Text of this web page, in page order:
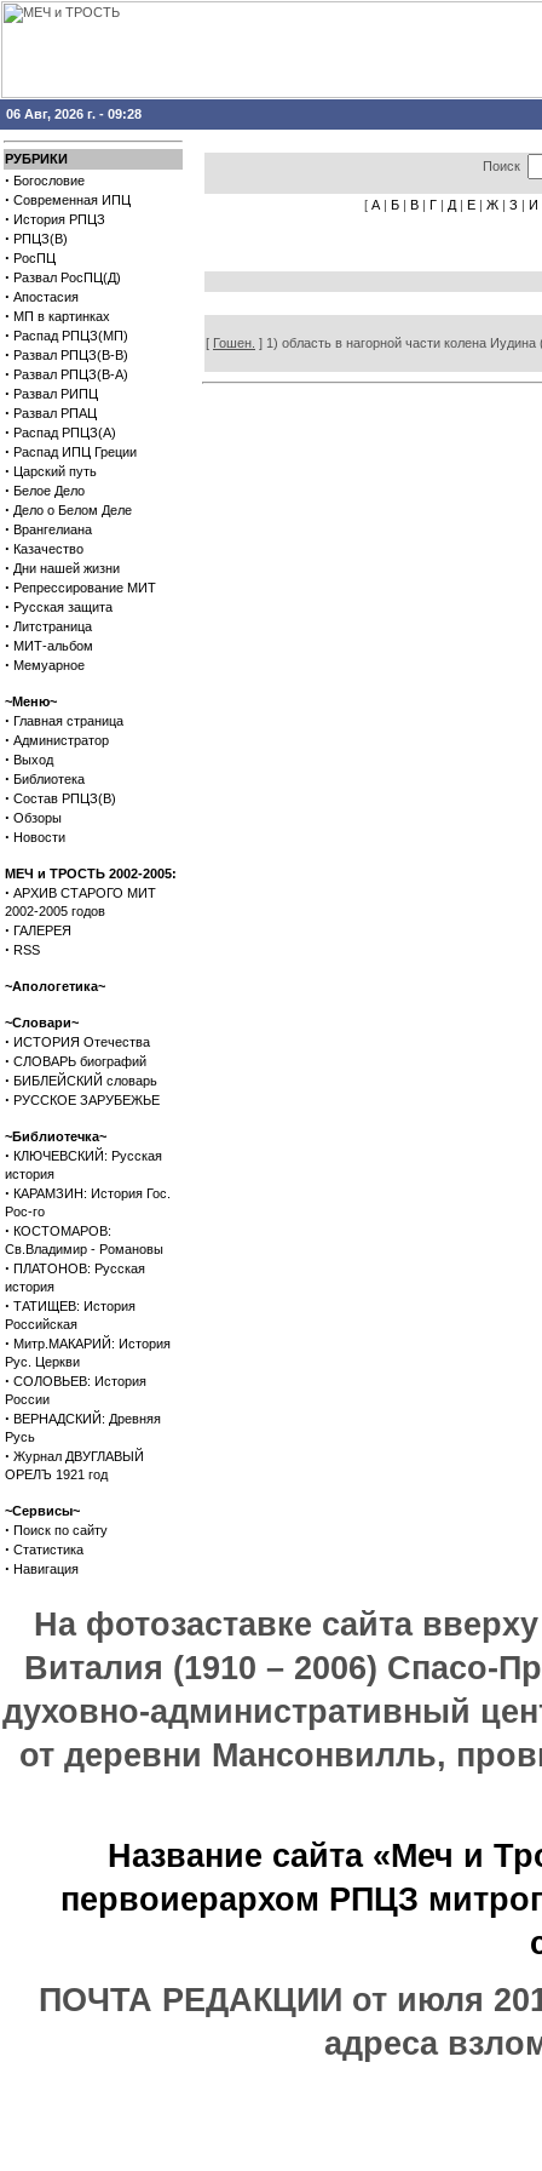
06 Авг, 2026 г. - 09:28
РУБРИКИ
· Богословие
· Современная ИПЦ
· История РПЦЗ
· РПЦЗ(В)
· РосПЦ
· Развал РосПЦ(Д)
· Апостасия
· МП в картинках
· Распад РПЦЗ(МП)
· Развал РПЦЗ(В-В)
· Развал РПЦЗ(В-А)
· Развал РИПЦ
· Развал РПАЦ
· Распад РПЦЗ(А)
· Распад ИПЦ Греции
· Царский путь
· Белое Дело
· Дело о Белом Деле
· Врангелиана
· Казачество
· Дни нашей жизни
· Репрессирование МИТ
· Русская защита
· Литстраница
· МИТ-альбом
· Мемуарное
~Меню~
· Главная страница
· Администратор
· Выход
· Библиотека
· Состав РПЦЗ(В)
· Обзоры
· Новости
МЕЧ и ТРОСТЬ 2002-2005:
· АРХИВ СТАРОГО МИТ
2002-2005 годов
· ГАЛЕРЕЯ
· RSS
~Апологетика~
~Словари~
· ИСТОРИЯ Отечества
· СЛОВАРЬ биографий
· БИБЛЕЙСКИЙ словарь
· РУССКОЕ ЗАРУБЕЖЬЕ
~Библиотечка~
· КЛЮЧЕВСКИЙ: Русская
история
· КАРАМЗИН: История Гос.
Рос-го
· КОСТОМАРОВ:
Св.Владимир - Романовы
· ПЛАТОНОВ: Русская
история
· ТАТИЩЕВ: История
Российская
· Митр.МАКАРИЙ: История
Рус. Церкви
· СОЛОВЬЕВ: История
России
· ВЕРНАДСКИЙ: Древняя
Русь
· Журнал ДВУГЛАВЫЙ
ОРЕЛЪ 1921 год
~Сервисы~
· Поиск по сайту
· Статистика
· Навигация
Поиск
[ А| Б| В| Г| Д| Е| Ж| З | И
[ Гошен. ] 1) область в нагорной части колена
На фотозаставке сайта
Виталия (1910 – 2006) Спасо-
духовно-административный
от деревни Мансонвилль,
Название сайта «Меч и
первоиерархом РПЦЗ
ПОЧТА РЕДАКЦИИ от июля
адреса